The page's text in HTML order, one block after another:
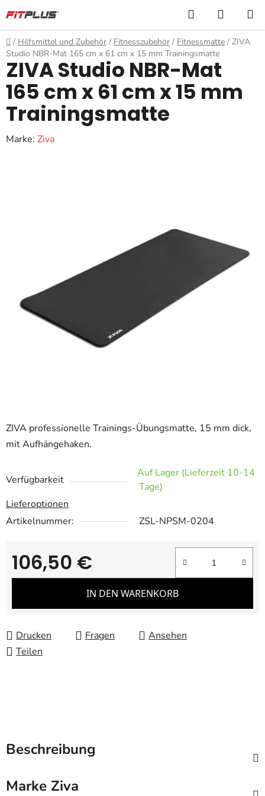
Inhalt
springen
Suchen
Startseite
/ Hilfsmittel und Zubehör / Fitnesszubehör / Fitnessmatte / ZIVA
Studio NBR-Mat 165 cm x 61 cm x 15 mm Trainingsmatte
ZIVA professionelle Trainings-Übungsmatte, 15 mm dick,
mit Aufhängehaken.
Verfügbarkeit
Auf Lager (Lieferzeit 10-14
Tage)
Lieferoptionen
Artikelnummer:
ZSL-NPSM-0204
106,50 €
Verkaufspreis:
IN DEN WARENKORB
Drucken Fragen
Ansehen
Teilen
ZIVA Studio NBR-Mat
165 cm x 61 cm x 15 mm
Trainingsmatte
Marke: Ziva
Beschreibung
Marke Ziva